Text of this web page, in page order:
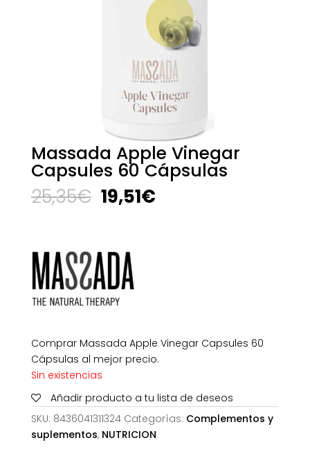
Massada Apple Vinegar
Capsules 60 Cápsulas
25,35€ El
precio
25,35€.
19,51€El
Comprar Massada Apple Vinegar Capsules 60
Cápsulas al mejor precio.
Sin existencias
Añadir producto a tu lista de deseos
SKU: 8436041311324 Categorías: Complementos y
suplementos, NUTRICION